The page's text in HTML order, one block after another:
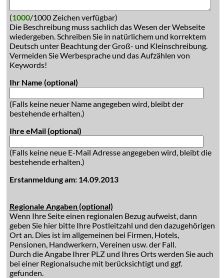
(1000/1000 Zeichen verfügbar)
Die Beschreibung muss sachlich das Wesen der Webseite
wiedergeben. Schreiben Sie in natürlichem und korrektem
Deutsch unter Beachtung der Groß- und Kleinschreibung.
Vermeiden Sie Werbesprache und das Aufzählen von
Keywords!
Ihr Name (optional)
(Falls keine neuer Name angegeben wird, bleibt der
bestehende erhalten.)
Ihre eMail (optional)
(Falls keine neue E-Mail Adresse angegeben wird, bleibt die
bestehende erhalten.)
Erstanmeldung am: 14.09.2013
Regionale Angaben (optional)
Wenn Ihre Seite einen regionalen Bezug aufweist, dann
geben Sie hier bitte Ihre Postleitzahl und den dazugehörigen
Ort an. Dies ist im allgemeinen bei Firmen, Hotels,
Pensionen, Handwerkern, Vereinen usw. der Fall.
Durch die Angabe Ihrer PLZ und Ihres Orts werden Sie auch
bei einer Regionalsuche mit berücksichtigt und ggf.
gefunden.